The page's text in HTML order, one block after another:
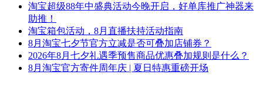
淘宝超级88年中盛典活动今晚开启，好单库推广神器来
助推！
淘宝箱包活动，8月直播扶持活动指南
8月淘宝七夕节官方立减是否可叠加店铺券？
2026年8月七夕礼遇季预售商品优惠叠加规则是什么？
8月淘宝官方寄件周年庆 | 夏日特惠重磅开场